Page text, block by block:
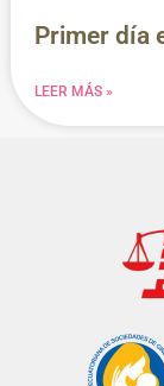
Primer día
LEER MÁS »